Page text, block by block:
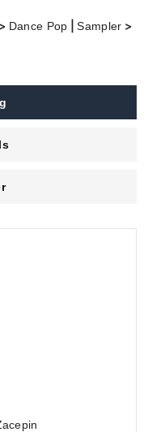
Dance Pop |Sampler >